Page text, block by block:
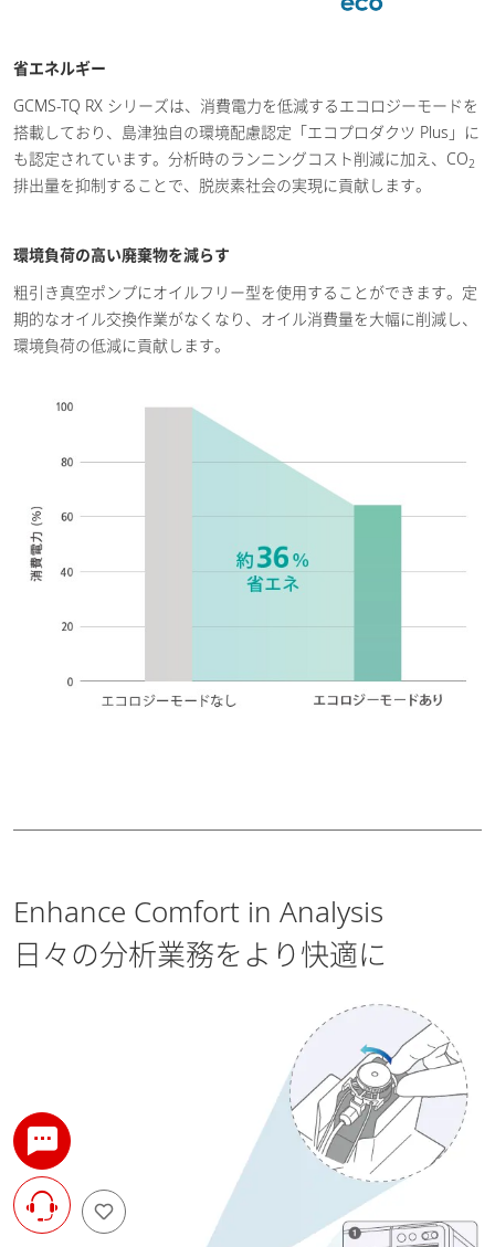
省エネルギー
GCMS-TQ RX シリーズは、消費電力を低減するエコロジーモードを
搭載しており、島津独自の環境配慮認定「エコプロダクツ Plus」に
も認定されています。分析時のランニングコスト削減に加え、CO2
排出量を抑制することで、脱炭素社会の実現に貢献します。
環境負荷の高い廃棄物を減らす
粗引き真空ポンプにオイルフリー型を使用することができます。定
期的なオイル交換作業がなくなり、オイル消費量を大幅に削減し、
環境負荷の低減に貢献します。
Enhance Comfort in Analysis
日々の分析業務をより快適に